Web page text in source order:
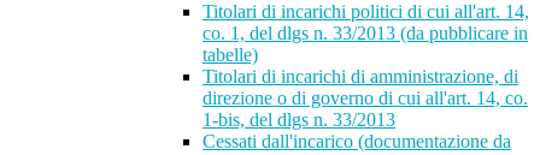
Titolari di incarichi politici di cui all'art. 14,
co. 1, del dlgs n. 33/2013 (da pubblicare in
tabelle)
Titolari di incarichi di amministrazione, di
direzione o di governo di cui all'art. 14, co.
1-bis, del dlgs n. 33/2013
Cessati dall'incarico (documentazione da